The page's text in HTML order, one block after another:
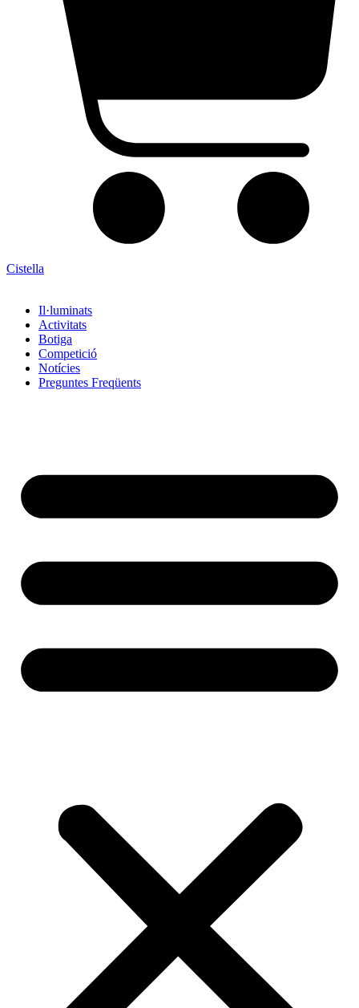
Cistella
Il·luminats
Activitats
Botiga
Competició
Notícies
Preguntes Freqüents